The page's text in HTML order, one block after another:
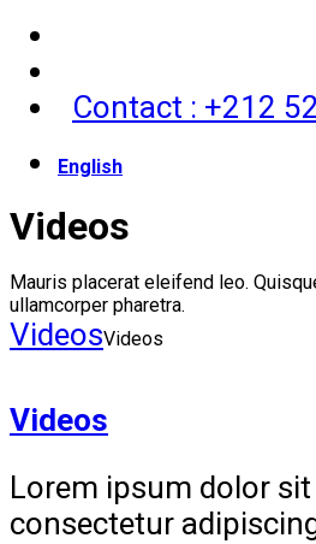
Contact : +212
English
Videos
Mauris placerat eleifend leo.
ullamcorper pharetra.
VideosVideos
Videos
Lorem ipsum dolor
consectetur